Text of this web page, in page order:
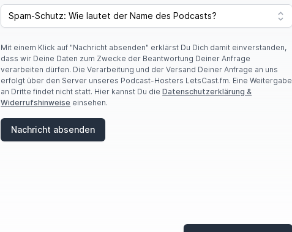
F
O
A
R
E
A
H
U
M
N
SPAM CAPTCHA
Mit einem Klick auf "Nachricht absenden" erklärst Du Dich damit einverstanden,
dass wir Deine Daten zum Zwecke der Beantwortung Deiner Anfrage
verarbeiten dürfen. Die Verarbeitung und der Versand Deiner Anfrage an uns
erfolgt über den Server unseres Podcast-Hosters LetsCast.fm. Eine Weitergabe
an Dritte findet nicht statt. Hier kannst Du dieDatenschutzerklärung &
Widerrufshinweise einsehen.
Nachricht absenden